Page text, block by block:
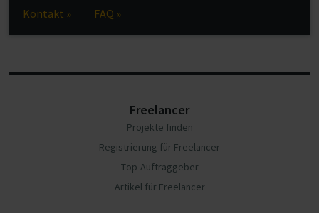
Kontakt » FAQ »
Freelancer
Projekte finden
Registrierung für Freelancer
Top-Auftraggeber
Artikel für Freelancer